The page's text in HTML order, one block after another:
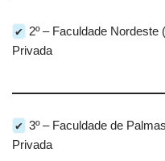
✔ 2º – Faculdade
Privada
✔ 3º – Faculdade de
Privada